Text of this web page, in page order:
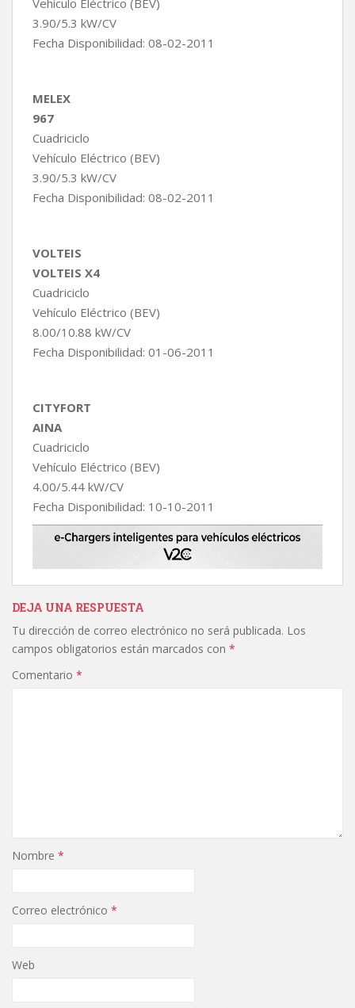
3.90/5.3 kW/CV
Fecha Disponibilidad: 08-02-2011
MELEX
967
Cuadriciclo
Vehículo Eléctrico (BEV)
3.90/5.3 kW/CV
Fecha Disponibilidad: 08-02-2011
VOLTEIS
VOLTEIS X4
Cuadriciclo
Vehículo Eléctrico (BEV)
8.00/10.88 kW/CV
Fecha Disponibilidad: 01-06-2011
CITYFORT
AINA
Cuadriciclo
Vehículo Eléctrico (BEV)
4.00/5.44 kW/CV
Fecha Disponibilidad: 10-10-2011
DEJA UNA RESPUESTA
Tu dirección de correo electrónico no será publicada. Los
campos obligatorios están marcados con *
Comentario *
Nombre *
Correo electrónico *
Web